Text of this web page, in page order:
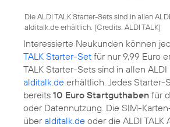
Die ALDI TALK Starter-Sets sind in allen
alditalk.de erhältlich. (Credits: ALDI TALK)
Interessierte Neukunden können
TALK Starter-Set für nur 9,99 Euro
TALK Starter-Sets sind in allen
alditalk.de erhältlich. Jedes Starter-
bereits 10 Euro Startguthaben für
oder Datennutzung. Die SIM-
überalditalk.de oder die ALDI TALK